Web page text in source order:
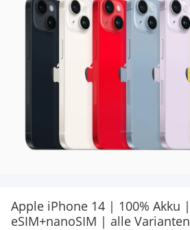
Apple iPhone 14 | 100% Akku |
eSIM+nanoSIM | alle Varianten